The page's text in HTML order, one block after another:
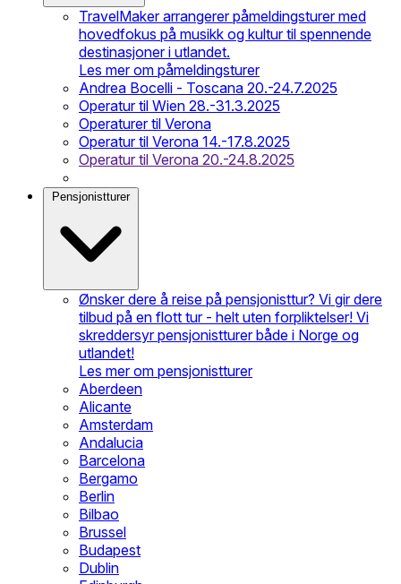
TravelMaker arrangerer påmeldingsturer med
hovedfokus på musikk og kultur til spennende
destinasjoner i utlandet.
Les mer om påmeldingsturer
Andrea Bocelli - Toscana 20.-24.7.2025
Operatur til Wien 28.-31.3.2025
Operaturer til Verona
Operatur til Verona 14.-17.8.2025
Operatur til Verona 20.-24.8.2025
Pensjonistturer
Ønsker dere å reise på pensjonisttur? Vi gir dere
tilbud på en flott tur - helt uten forpliktelser! Vi
skreddersyr pensjonistturer både i Norge og
utlandet!
Les mer om pensjonistturer
Aberdeen
Alicante
Amsterdam
Andalucia
Barcelona
Bergamo
Berlin
Bilbao
Brussel
Budapest
Dublin